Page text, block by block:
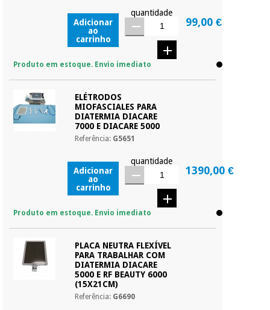
99,00 €
quantidade
Adicionar
ao
carrinho
Produto em estoque. Envio imediato
ELÉTRODOS
MIOFASCIALES PARA
DIATERMIA DIACARE
7000 E DIACARE 5000
Referência: G5651
1390,00 €
quantidade
Adicionar
ao
carrinho
Produto em estoque. Envio imediato
PLACA NEUTRA FLEXÍVEL
PARA TRABALHAR COM
DIATERMIA DIACARE
5000 E RF BEAUTY 6000
(15X21CM)
Referência: G6690